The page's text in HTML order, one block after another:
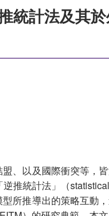
統計法及其
、以及國際衝突等，
推統計法」（
所推導出的策略互動